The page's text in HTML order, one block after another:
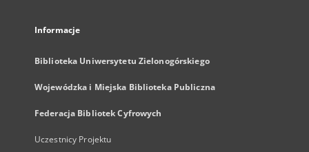
Informacje
Biblioteka Uniwersytetu Zielonogórskiego
Wojewódzka i Miejska Biblioteka Publiczna
Federacja Bibliotek Cyfrowych
Uczestnicy Projektu